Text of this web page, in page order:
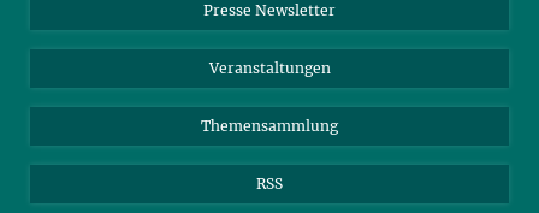
TikTok
YouTube
Presse Newsletter
Veranstaltungen
Themensammlung
RSS